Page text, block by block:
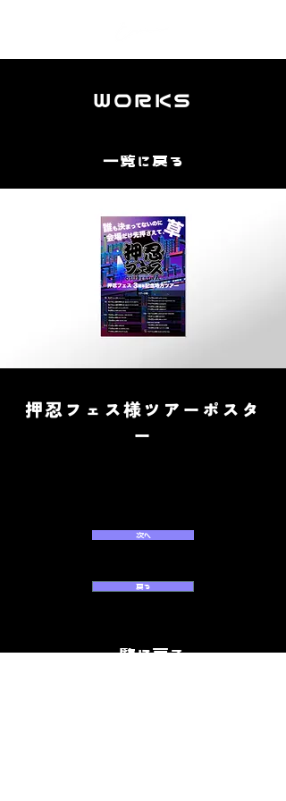
WORKS
一覧に戻る
押忍フェス様ツアーポスタ
ー
次へ
戻る
一覧に戻る